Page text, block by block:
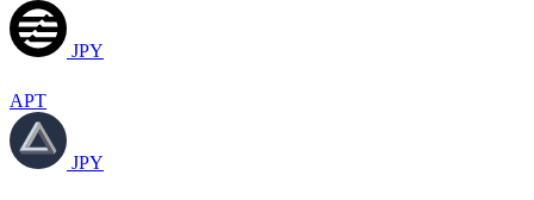
JPY
APT
JPY